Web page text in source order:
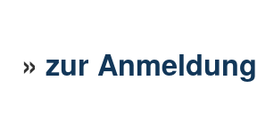
»zur Anmeldung